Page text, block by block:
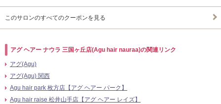
このサロンのすべてのクーポンを見る
アグ ヘアー ナウラ 三国ヶ丘店(Agu hair nauraa)の関連リンク
アグ(Agu)
アグ(Agu) 関西
Agu hair park 枚方店【アグ ヘアー パーク】
Agu hair raise 松井山手店【アグ ヘアー レイズ】